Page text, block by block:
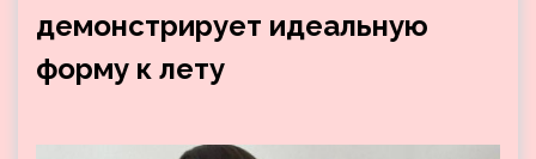
демонстрирует идеальную
форму к лету